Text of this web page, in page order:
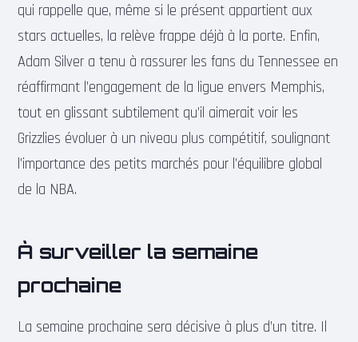
qui rappelle que, même si le présent appartient aux
stars actuelles, la relève frappe déjà à la porte. Enfin,
Adam Silver a tenu à rassurer les fans du Tennessee en
réaffirmant l’engagement de la ligue envers Memphis,
tout en glissant subtilement qu’il aimerait voir les
Grizzlies évoluer à un niveau plus compétitif, soulignant
l’importance des petits marchés pour l’équilibre global
de la NBA.
À surveiller la semaine
prochaine
La semaine prochaine sera décisive à plus d’un titre. Il